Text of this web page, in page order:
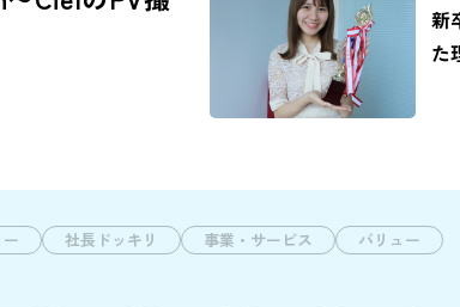
新
た
社長ドッキリ 事業・サービス
バリュー